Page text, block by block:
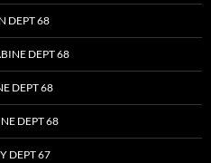
DEPT 68
DEPT 68
DEPT 68
DEPT 68
DEPT 67